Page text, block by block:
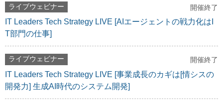
ライブウェビナー 開催終了
IT Leaders Tech Strategy LIVE [AIエージェントの戦力化はI
T部門の仕事]
ライブウェビナー 開催終了
IT Leaders Tech Strategy LIVE [事業成長のカギは[情シスの
開発力] 生成AI時代のシステム開発]